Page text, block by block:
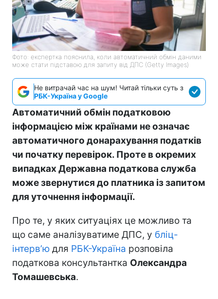
Фото: експертка пояснила, коли автоматичний обмін даними
може стати підставою для запиту від ДПС (Getty Images)
Не витрачай час на шум! Читай тільки суть з
РБК-Україна у Google
Автоматичний обмін податковою
інформацією між країнами не означає
автоматичного донарахування податків
чи початку перевірок. Проте в окремих
випадках Державна податкова служба
може звернутися до платника із запитом
для уточнення інформації.
Про те, у яких ситуаціях це можливо та
що саме аналізуватиме ДПС, у бліц-
інтерв’ю для РБК-Україна розповіла
податкова консультантка Олександра
Томашевська.